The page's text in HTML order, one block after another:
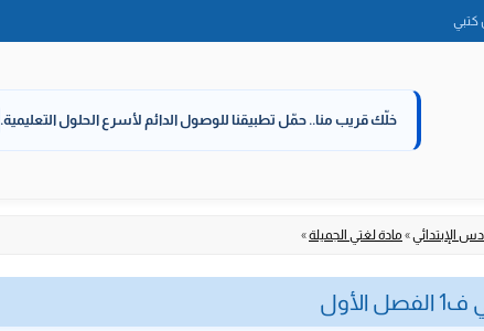
كتبي
خلّك قريب منا.. حمّل تطبيقنا للوصول الدائم لأسرع الحلول التعليمية.
الإبتدائي» مادة لغتي الجميلة»